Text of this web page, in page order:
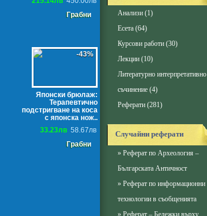
Грабни
-43%
Японски брюлаж:
Терапевтично
подстригване на коса
с японска нож..
33.23лв 58.67лв
Грабни
Анализи (1)
Есета (64)
Курсови работи (30)
Лекции (10)
Литературно интерпретативно
съчинение (4)
Реферати (281)
Случайни реферати
» Реферат по Археология –
Българската Античност
» Реферат по информационни
технологии в съобщенията
» Реферат – Бележки върху